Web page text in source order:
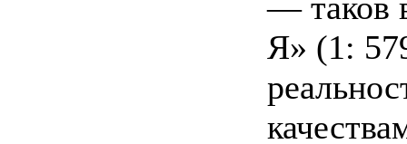
Я» (1: